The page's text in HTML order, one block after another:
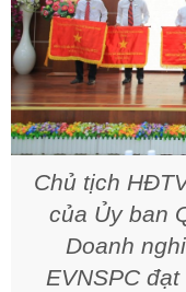
Chủ tịch
của Ủy ban
Doanh
EVNSPC